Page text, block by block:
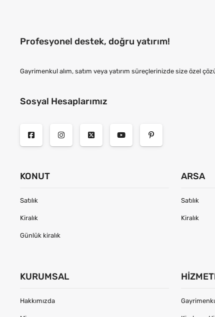
Profesyonel destek, doğru yatırım!
Gayrimenkul alım, satım veya yatırım süreçlerinizde size özel
Sosyal Hesaplarımız
KONUT
Satılık
Kiralık
Günlük kiralık
ARSA
Satılık
Kiralık
KURUMSAL
Hakkımızda